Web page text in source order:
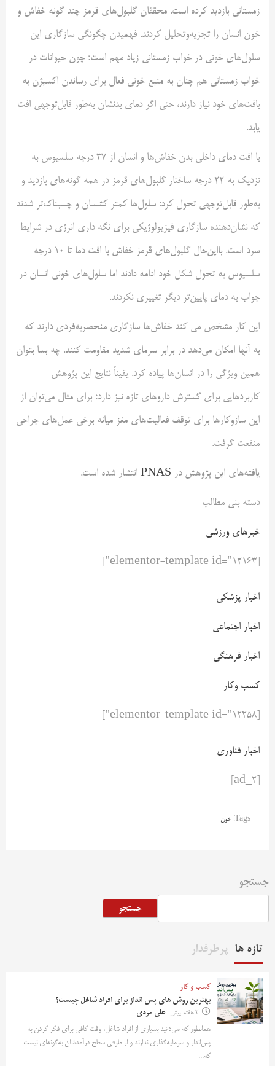
زمستانی بازدید کرده است. محققان گلبول‌های قرمز چند گونه خفاش‌ و
خون انسان را تجزیه‌وتحلیل کردند. فهمیدن چگونگی سازگاری این
سلول‌های خونی در خواب زمستانی زیاد مهم است؛ چون حیوانات در
خواب زمستانی هم چنان به منبع خونی فعال برای رساندن اکسیژن به
بافت‌های خود نیاز دارند، حتی اگر دمای بدنشان به‌طور قابل‌توجهی افت
یابد.
با افت دمای داخلی بدن خفاش‌ها و انسان از 37 درجه سلسیوس به
نزدیک به 22 درجه ساختار گلبول‌های قرمز در همه گونه‌های بازدید و
به‌طور قابل‌توجهی تحول کرد: سلول‌ها کمتر کشسان و چسبناک‌تر شدند
که نشان‌دهنده سازگاری فیزیولوژیکی برای نگه داری انرژی در شرایط
سرد است. بااین‌حال گلبول‌های قرمز خفاش با افت دما تا 10 درجه
سلسیوس به تحول شکل خود ادامه دادند اما سلول‌های خونی انسان در
جواب به دمای پایین‌تر دیگر تغییری نکردند.
این کار مشخص می کند خفاش‌ها سازگاری‌ منحصربه‌فردی دارند که
به آنها امکان می‌دهد در برابر سرمای شدید مقاومت کنند. چه بسا بتوان
همین ویژگی‌ را در انسان‌ها پیاده‌ کرد. یقیناً نتایج این پژوهش
کاربردهایی برای گسترش داروهای تازه نیز دارد؛ برای مثال می‌توان از
این سازوکارها برای توقف فعالیت‌های مغز میانه برخی عمل‌های جراحی
منفعت گرفت.
یافته‌های این پژوهش در PNAS انتشار شده است.
دسته بنی مطالب
خبرهای ورزشی
اخبار پزشکی
اخبار اجتماعی
اخبار فرهنگی
کسب وکار
اخبار فناوری
Tags: خون
جستجو
جستجو
تازه ها پرطرفدار
کسب و کار
بهترین روش‌ های پس‌ انداز برای افراد شاغل چیست؟
2 هفته پیش
علی مردی
همانطور که می‌دانید بسیاری از افراد شاغل، وقت کافی برای فکر کردن به
پس‌انداز و سرمایه‌گذاری ندارند و از طرفی سطح درآمدشان به‌گونه‌ای نیست
که...